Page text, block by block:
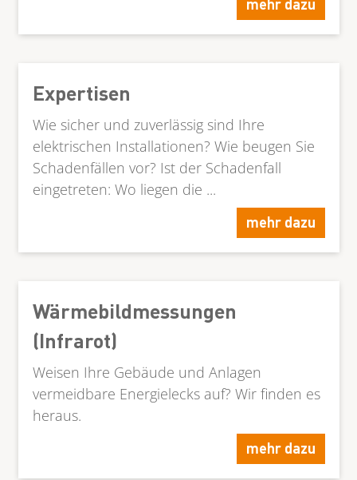
mehr dazu
Expertisen
Wie sicher und zuverlässig sind Ihre
elektrischen Installationen? Wie beugen Sie
Schadenfällen vor? Ist der Schadenfall
eingetreten: Wo liegen die ...
mehr dazu
Wärmebildmessungen
(Infrarot)
Weisen Ihre Gebäude und Anlagen
vermeidbare Energielecks auf? Wir finden es
heraus.
mehr dazu